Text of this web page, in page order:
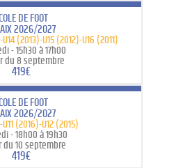
DE FOOT
AIX 2026/2027
(2013)-U15 (2012)-U16 (2011)
- 15h30 à 17h00
du 8 septembre
419€
DE FOOT
AIX 2026/2027
(2016)-U12 (2015)
- 18h00 à 19h30
du 10 septembre
419€